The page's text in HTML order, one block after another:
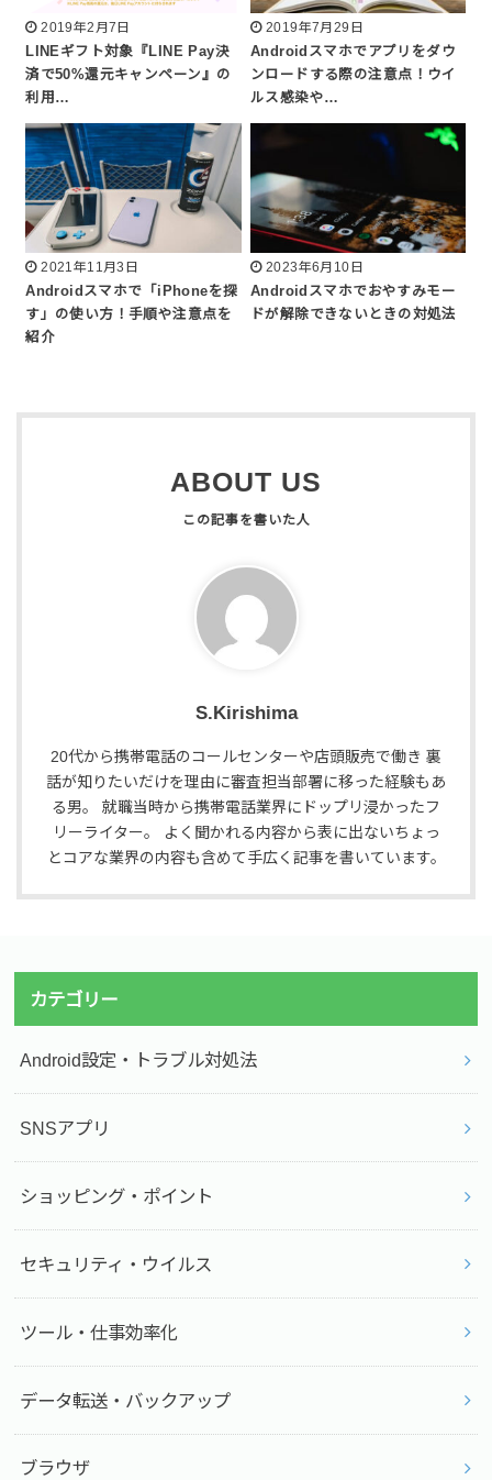
2019年2月7日
LINEギフト対象『LINE Pay決
済で50%還元キャンペーン』の
利用…
2019年7月29日
Androidスマホでアプリをダウ
ンロードする際の注意点！ウイ
ルス感染や…
2021年11月3日
Androidスマホで「iPhoneを探
す」の使い方！手順や注意点を
紹介
2023年6月10日
Androidスマホでおやすみモー
ドが解除できないときの対処法
ABOUT US
S.Kirishima
20代から携帯電話のコールセンターや店頭販売で働き 裏
話が知りたいだけを理由に審査担当部署に移った経験もあ
る男。 就職当時から携帯電話業界にドップリ浸かったフ
リーライター。 よく聞かれる内容から表に出ないちょっ
とコアな業界の内容も含めて手広く記事を書いています。
カテゴリー
Android設定・トラブル対処法
SNSアプリ
ショッピング・ポイント
セキュリティ・ウイルス
ツール・仕事効率化
データ転送・バックアップ
ブラウザ